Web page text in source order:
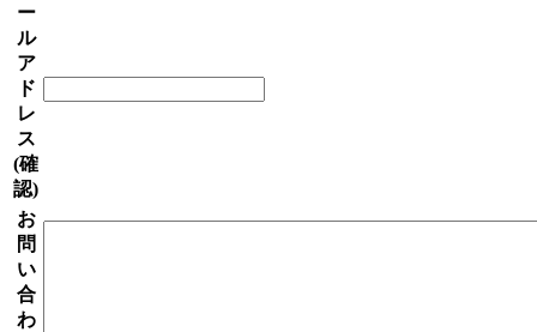
ー
ル
ア
ド
レ
ス
(確
認)
お
問
い
合
わ